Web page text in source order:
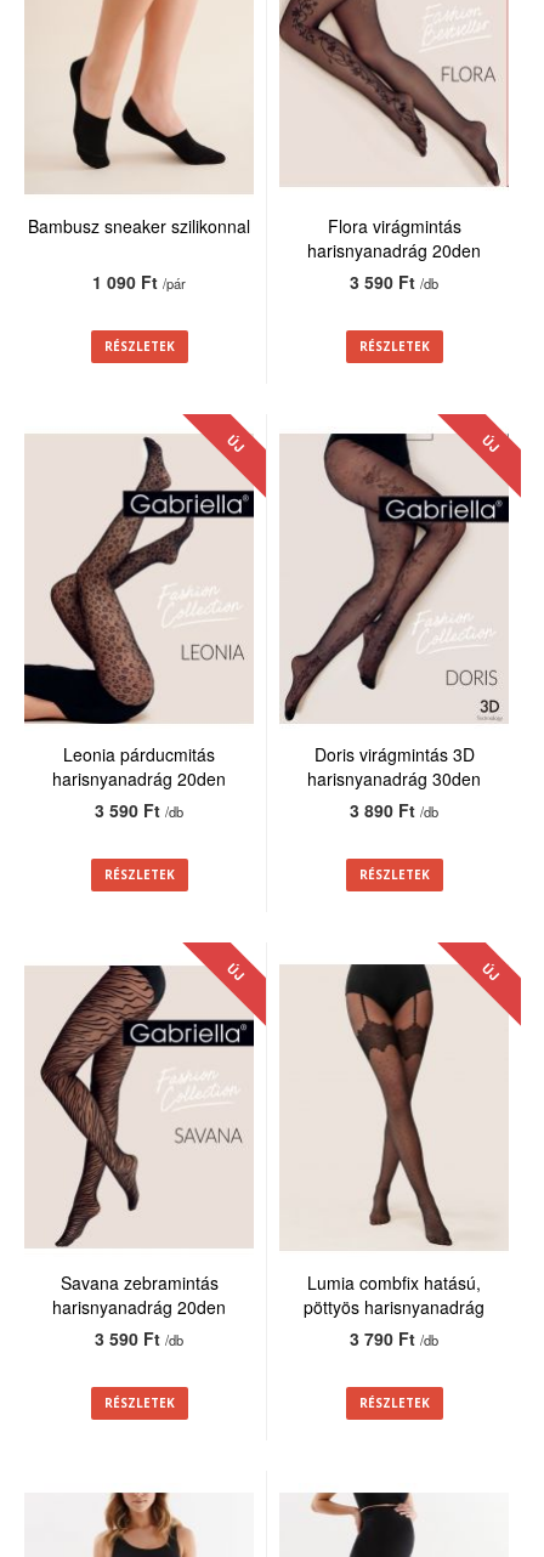
Bambusz sneaker szilikonnal
1 090 Ft/pár
RÉSZLETEK
Flora virágmintás
harisnyanadrág 20den
3 590 Ft/db
RÉSZLETEK
ÚJ
Leonia párducmitás
harisnyanadrág 20den
3 590 Ft/db
RÉSZLETEK
ÚJ
Doris virágmintás 3D
harisnyanadrág 30den
3 890 Ft/db
RÉSZLETEK
ÚJ
Savana zebramintás
harisnyanadrág 20den
3 590 Ft/db
RÉSZLETEK
ÚJ
Lumia combfix hatású,
pöttyös harisnyanadrág
20den
3 790 Ft/db
RÉSZLETEK